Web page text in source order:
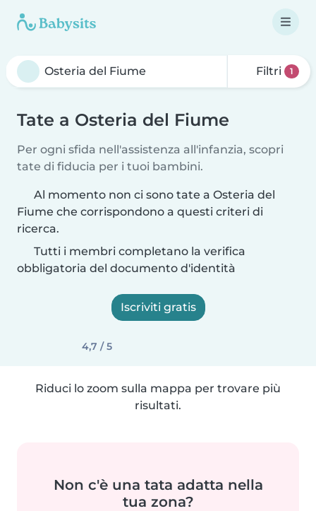
Filtri 1
Tate a Osteria del Fiume
Per ogni sfida nell'assistenza all'infanzia, scopri
tate di fiducia per i tuoi bambini.
Al momento non ci sono tate a Osteria del
Fiume che corrispondono a questi criteri di
ricerca.
Tutti i membri completano la verifica
obbligatoria del documento d'identità
Iscriviti gratis
4,7 / 5
Riduci lo zoom sulla mappa per trovare più
risultati.
Non c'è una tata adatta nella
tua zona?